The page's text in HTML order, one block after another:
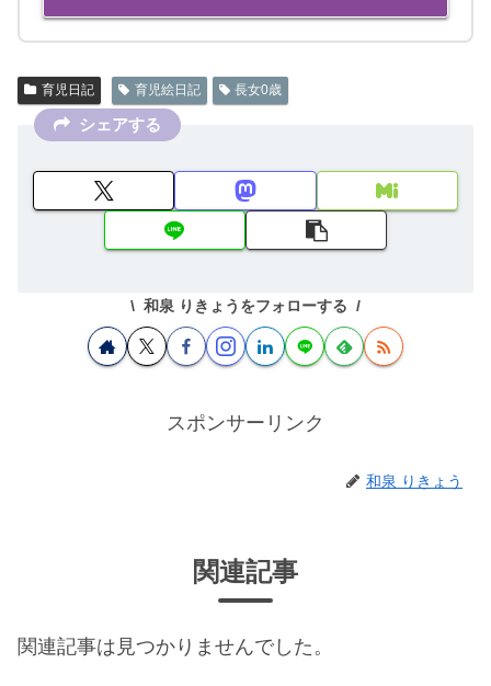
育児日記 育児絵日記 長女0歳
シェアする
和泉 りきょうをフォローする
スポンサーリンク
和泉 りきょう
関連記事
関連記事は見つかりませんでした。